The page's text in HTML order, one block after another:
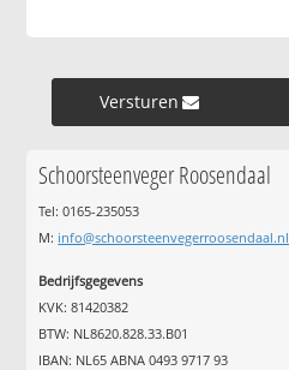
Versturen »
Schoorsteenveger Roosendaal
Tel: 0165-235053
M: info@schoorsteenvegerroosendaal.nl
Bedrijfsgegevens
KVK: 81420382
BTW: NL8620.828.33.B01
IBAN: NL65 ABNA 0493 9717 93